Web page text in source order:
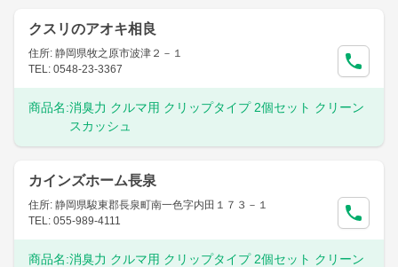
クスリのアオキ相良
住所: 静岡県牧之原市波津２－１
TEL: 0548-23-3367
商品名:消臭力 クルマ用 クリップタイプ 2個セット クリーン
スカッシュ
カインズホーム長泉
住所: 静岡県駿東郡長泉町南一色字内田１７３－１
TEL: 055-989-4111
商品名:消臭力 クルマ用 クリップタイプ 2個セット クリーン